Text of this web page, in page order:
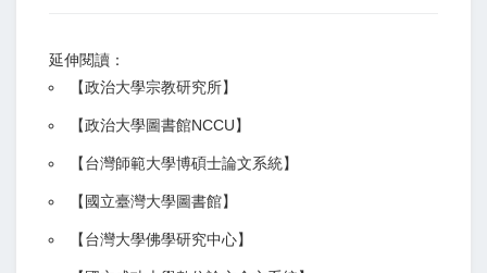
延伸閱讀：
【政治大學宗教研究所】
【政治大學圖書館NCCU】
【台灣師範大學博碩士論文系統】
【 國立臺灣大學圖書館】
【台灣大學佛學研究中心】